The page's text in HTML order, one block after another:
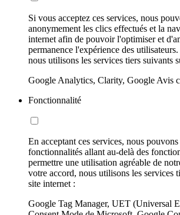
Si vous acceptez ces services, nous
anonymement les clics effectués et la
internet afin de pouvoir l'optimiser et
permanence l'expérience des
nous utilisons les services tiers suivants
Google Analytics, Clarity, Google Avis
Fonctionnalité
En acceptant ces services, nous
fonctionnalités allant au-delà des
permettre une utilisation agréable de
votre accord, nous utilisons les services
site internet :
Google Tag Manager, UET (Universal